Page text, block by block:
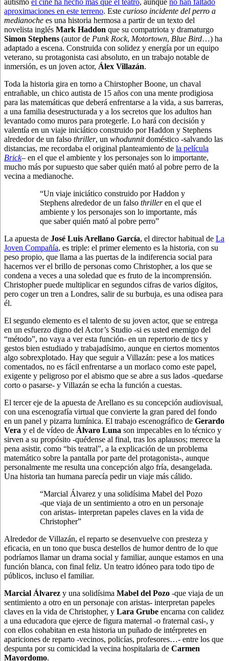
aproximaciones en este terreno. Este curioso incidente del perro a
medianoche es una historia hermosa a partir de un texto del
novelista inglés Mark Haddon que su compatriota y dramaturgo
Simon Stephens (autor de Punk Rock, Motortown, Blue Bird…) ha
adaptado a escena. Construida con solidez y energía por un equipo
veterano, su protagonista casi absoluto, en un trabajo notable de
inmersión, es un joven actor, Álex Villazán.
Toda la historia gira en torno a Chirstopher Boone, un chaval
entrañable, un chico autista de 15 años con una mente prodigiosa
para las matemáticas que deberá enfrentarse a la vida, a sus barreras,
a una familia desestructurada y a los secretos que los adultos han
levantado como muros para protegerle. Lo hará con decisión y
valentía en un viaje iniciático construido por Haddon y Stephens
alrededor de un falso thriller, un whodunnitdoméstico -salvando las
distancias, me recordaba el original planteamiento de la película
Brick– en el que el ambiente y los personajes son lo importante,
mucho más por supuesto que saber quién mató al pobre perro de la
vecina a medianoche.
“Un viaje iniciático construido por Haddon y
Stephens alrededor de un falso thrilleren el que el
ambiente y los personajes son lo importante, más
que saber quién mató al pobre perro”
La apuesta de José Luis Arellano García, el director habitual de La
Joven Compañía, es triple: el primer elemento es la historia, con su
peso propio, que llama a las puertas de la indiferencia social para
hacernos ver el brillo de personas como Christopher, a los que se
condena a veces a una soledad que es fruto de la incomprensión.
Christopher puede multiplicar en segundos cifras de varios dígitos,
pero coger un tren a Londres, salir de su burbuja, es una odisea para
él.
El segundo elemento es el talento de su joven actor, que se entrega
en un esfuerzo digno del Actor’s Studio -si es usted enemigo del
“método”, no vaya a ver esta función- en un repertorio de tics y
gestos bien estudiado y trabajadísimo, aunque en ciertos momentos
algo sobrexplotado. Hay que seguir a Villazán: pese a los matices
comentados, no es fácil enfrentarse a un morlaco como este papel,
exigente y peligroso por el abismo que se abre a sus lados -quedarse
corto o pasarse- y Villazán se echa la función a cuestas.
El tercer eje de la apuesta de Arellano es su concepción audiovisual,
con una escenografía virtual que convierte la gran pared del fondo
en un panel y pizarra lumínica. El trabajo escenográfico de Gerardo
Vera y el de vídeo de Álvaro Luna son impecables en lo técnico y
sirven a su propósito -quédense al final, tras los aplausos; merece la
pena asistir, como “bis teatral”, a la explicación de un problema
matemático sobre la pantalla por parte del protagonista-, aunque
personalmente me resulta una concepción algo fría, desangelada.
Una historia tan humana parecía pedir un viaje más cálido.
“Marcial Álvarez y una solidísima Mabel del Pozo
-que viaja de un sentimiento a otro en un personaje
con aristas- interpretan papeles claves en la vida de
Christopher”
Alrededor de Villazán, el reparto se desenvuelve con presteza y
eficacia, en un tono que busca destellos de humor dentro de lo que
podríamos llamar un drama social y familiar, aunque estamos en una
función blanca, con final feliz. Un teatro idóneo para todo tipo de
públicos, incluso el familiar.
Marcial Álvarez y una solidísima Mabel del Pozo -que viaja de un
sentimiento a otro en un personaje con aristas- interpretan papeles
claves en la vida de Christopher, y Lara Grube encarna con calidez
a una educadora que ejerce de figura maternal -o fraternal casi-, y
con ellos cohabitan en esta historia un puñado de intérpretes en
apariciones de reparto -vecinos, policías, profesores…- entre los que
despunta por su comicidad la vecina hospitalaria de Carmen
Mayordomo.